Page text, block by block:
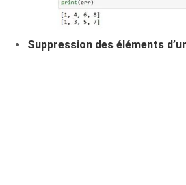
Suppression des éléments